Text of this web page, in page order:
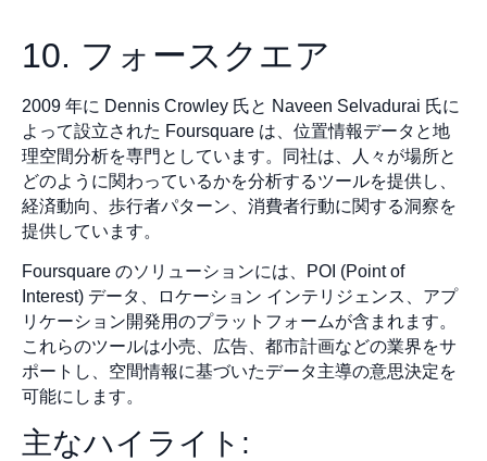
10. フォースクエア
2009 年に Dennis Crowley 氏と Naveen Selvadurai 氏に
よって設立された Foursquare は、位置情報データと地
理空間分析を専門としています。同社は、人々が場所と
どのように関わっているかを分析するツールを提供し、
経済動向、歩行者パターン、消費者行動に関する洞察を
提供しています。
Foursquare のソリューションには、POI (Point of
Interest) データ、ロケーション インテリジェンス、アプ
リケーション開発用のプラットフォームが含まれます。
これらのツールは小売、広告、都市計画などの業界をサ
ポートし、空間情報に基づいたデータ主導の意思決定を
可能にします。
主なハイライト: